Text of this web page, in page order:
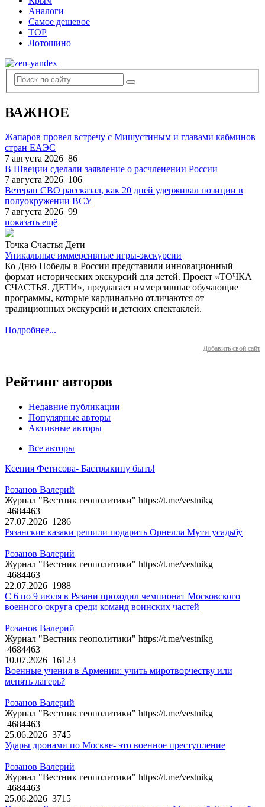
Аналоги
Самое дешевое
TOP
Лотошино
ВАЖНОЕ
Жапаров провел встречу с Мишустиным и главами кабминов
стран ЕАЭС
7 августа 2026 86
В Швеции сделали заявление о расчленении России
7 августа 2026 106
Ветеран СВО рассказал, как 20 дней удерживал позиции в
полуокружении ВСУ
7 августа 2026 99
показать ещё
Точка Счастья Дети
Уникальные иммерсивные игры-экскурсии
Ко Дню Победы в России представили инновационный
формат исторических экскурсий для детей. Проект «ТОЧКА
СЧАСТЬЯ. ДЕТИ», предлагает иммерсивные обучающие
программы, которые кардинально отличаются от
традиционных экскурсий и детских спектаклей.
Подробнее...
Добавить свой сайт
Рейтинг авторов
Недавние публикации
Популярные авторы
Активные авторы
Все авторы
Ксения Фетисова- Бастрыкину быть!
Розанов Валерий
Журнал "Вестник геополитики" https://t.me/vestnikg
4684463
27.07.2026 1286
Рязанские казаки решили подарить Орнелла Мути усадьбу
Розанов Валерий
Журнал "Вестник геополитики" https://t.me/vestnikg
4684463
22.07.2026 1988
С 6 по 9 июля в Рязани проходил чемпионат Московского
военного округа среди команд воинских частей
Розанов Валерий
Журнал "Вестник геополитики" https://t.me/vestnikg
4684463
10.07.2026 16123
Военные учения в Армении: учить миротворчеству или
менять лагерь?
Розанов Валерий
Журнал "Вестник геополитики" https://t.me/vestnikg
4684463
25.06.2026 3745
Удары дронами по Москве- это военное преступление
Розанов Валерий
Журнал "Вестник геополитики" https://t.me/vestnikg
4684463
25.06.2026 3715